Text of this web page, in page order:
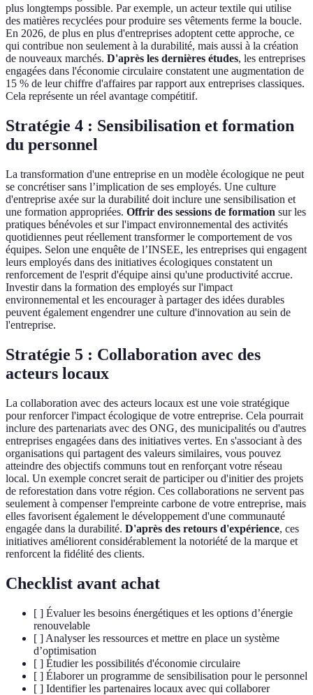
plus longtemps possible. Par exemple, un acteur textile qui utilise
des matières recyclées pour produire ses vêtements ferme la boucle.
En 2026, de plus en plus d'entreprises adoptent cette approche, ce
qui contribue non seulement à la durabilité, mais aussi à la création
de nouveaux marchés. D'après les dernières études, les entreprises
engagées dans l'économie circulaire constatent une augmentation de
15 % de leur chiffre d'affaires par rapport aux entreprises classiques.
Cela représente un réel avantage compétitif.
Stratégie 4 : Sensibilisation et formation
du personnel
La transformation d'une entreprise en un modèle écologique ne peut
se concrétiser sans l’implication de ses employés. Une culture
d'entreprise axée sur la durabilité doit inclure une sensibilisation et
une formation appropriées. Offrir des sessions de formation sur les
pratiques bénévoles et sur l'impact environnemental des activités
quotidiennes peut réellement transformer le comportement de vos
équipes. Selon une enquête de l’INSEE, les entreprises qui engagent
leurs employés dans des initiatives écologiques constatent un
renforcement de l'esprit d'équipe ainsi qu'une productivité accrue.
Investir dans la formation des employés sur l'impact
environnemental et les encourager à partager des idées durables
peuvent également engendrer une culture d'innovation au sein de
l'entreprise.
Stratégie 5 : Collaboration avec des
acteurs locaux
La collaboration avec des acteurs locaux est une voie stratégique
pour renforcer l'impact écologique de votre entreprise. Cela pourrait
inclure des partenariats avec des ONG, des municipalités ou d'autres
entreprises engagées dans des initiatives vertes. En s'associant à des
organisations qui partagent des valeurs similaires, vous pouvez
atteindre des objectifs communs tout en renforçant votre réseau
local. Un exemple concret serait de participer ou d'initier des projets
de reforestation dans votre région. Ces collaborations ne servent pas
seulement à compenser l'empreinte carbone de votre entreprise, mais
elles favorisent également le développement d'une communauté
engagée dans la durabilité. D'après des retours d'expérience, ces
initiatives améliorent considérablement la notoriété de la marque et
renforcent la fidélité des clients.
Checklist avant achat
[ ] Évaluer les besoins énergétiques et les options d’énergie
renouvelable
[ ] Analyser les ressources et mettre en place un système
d’optimisation
[ ] Étudier les possibilités d'économie circulaire
[ ] Élaborer un programme de sensibilisation pour le personnel
[ ] Identifier les partenaires locaux avec qui collaborer